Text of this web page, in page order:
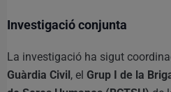
Investigació conjunta
La investigació ha sigut
Guàrdia Civil, el Grup I de la